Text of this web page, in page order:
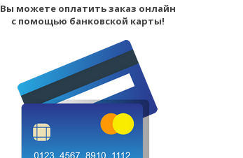
Вы можете оплатить заказ онлайн
с помощью банковской карты!